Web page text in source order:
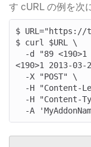
す cURL の例を次
$ URL="https://
$ curl $URL \
<190>1 2013-